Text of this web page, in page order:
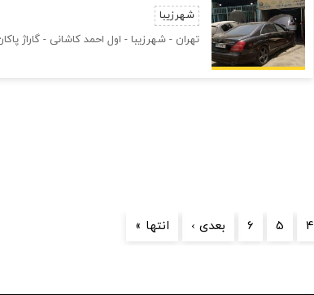
شهرزیبا
تهران - شهرزیبا - اول احمد کاشانی - گاراژ
4
5
6 بعدی › انتها »